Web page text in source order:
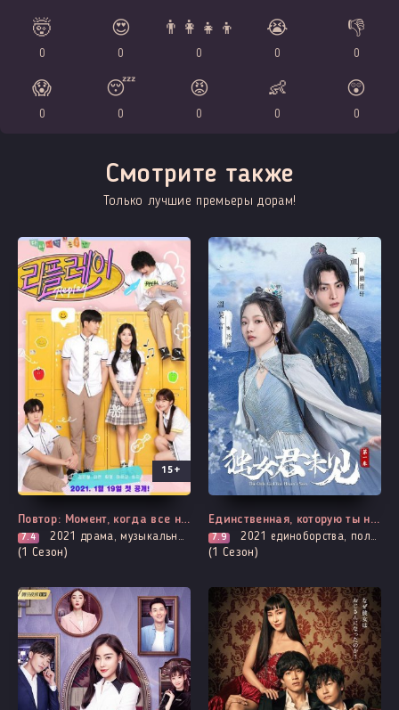
🤯
0
😍
0
👨‍👩‍👧‍👦
0
😭
0
👎
0
😱
0
😴
0
😡
0
👶
0
😲
0
Смотрите также
Только лучшие премьеры дорам!
Все серии
15+
Повтор: Момент, когда все началось заново
7.4 2021 драма, музыкальные, про молодость и любовь, романтика, про школу и школьников
(1 Сезон)
Все серии
Единственная, которую ты не видел
7.9 2021 единоборства, политика, романтика, про призраков, демонов и сверхъестественное
(1 Сезон)